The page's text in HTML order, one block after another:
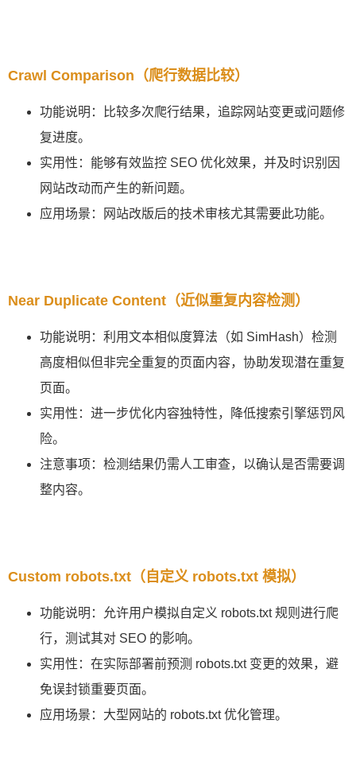
Crawl Comparison（爬行数据比较）
功能说明：比较多次爬行结果，追踪网站变更或问题修
复进度。
实用性：能够有效监控 SEO 优化效果，并及时识别因
网站改动而产生的新问题。
应用场景：网站改版后的技术审核尤其需要此功能。
Near Duplicate Content（近似重复内容检测）
功能说明：利用文本相似度算法（如 SimHash）检测
高度相似但非完全重复的页面内容，协助发现潜在重复
页面。
实用性：进一步优化内容独特性，降低搜索引擎惩罚风
险。
注意事项：检测结果仍需人工审查，以确认是否需要调
整内容。
Custom robots.txt（自定义 robots.txt 模拟）
功能说明：允许用户模拟自定义 robots.txt 规则进行爬
行，测试其对 SEO 的影响。
实用性：在实际部署前预测 robots.txt 变更的效果，避
免误封锁重要页面。
应用场景：大型网站的 robots.txt 优化管理。